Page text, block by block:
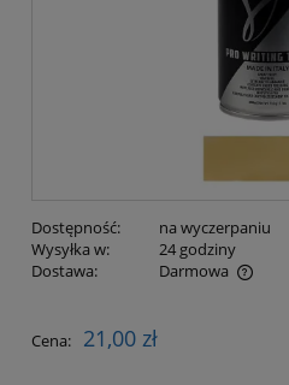
Dostępność:
na wyczerpaniu
Wysyłka w:
24 godziny
Dostawa:
Darmowa
Cena nie zawiera ewentualnych
Cena: 21,00 zł